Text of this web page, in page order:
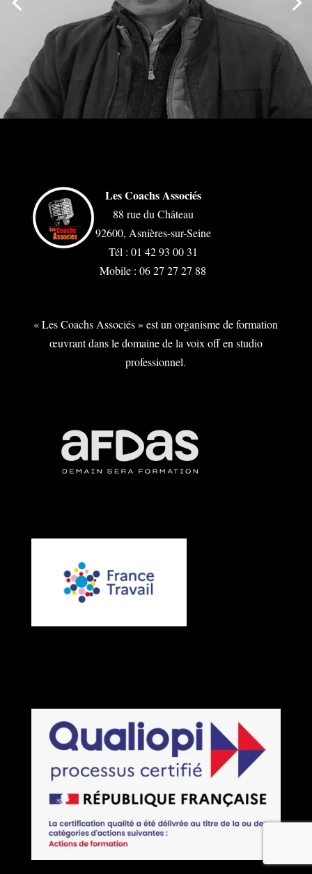
Les Coachs Associés
88 rue du Château
92600, Asnières-sur-Seine
Tél : 01 42 93 00 31
Mobile : 06 27 27 27 88
« Les Coachs Associés » est un organisme de formation
œuvrant dans le domaine de la voix off en studio
professionnel.